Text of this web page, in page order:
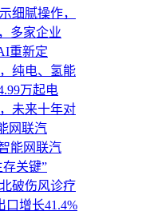
细腻操作，
多家企业
重新定
纯电、氢能
万起电
未来十年对
网联汽
能网联汽
存关键”
破伤风诊疗
口增长41.4%